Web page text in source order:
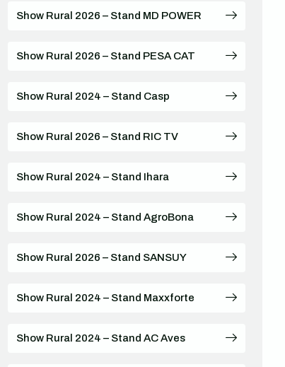
Show Rural 2026 – Stand MD POWER
Show Rural 2026 – Stand PESA CAT
Show Rural 2024 – Stand Casp
Show Rural 2026 – Stand RIC TV
Show Rural 2024 – Stand Ihara
Show Rural 2024 – Stand AgroBona
Show Rural 2026 – Stand SANSUY
Show Rural 2024 – Stand Maxxforte
Show Rural 2024 – Stand AC Aves